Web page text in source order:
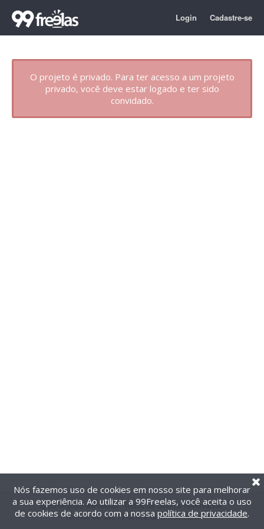
Login Cadastre-se
O projeto é privado. Para ter acesso a um projeto
privado, você deve estar logado e ter sido
convidado.
@2014-2026 99Freelas. Todos os direitos reservados.
Termos de uso| Política de privacidade
Nós fazemos uso de cookies em nosso site para melhorar
a sua experiência. Ao utilizar a 99Freelas, você aceita o uso
de cookies de acordo com a nossa política de privacidade.